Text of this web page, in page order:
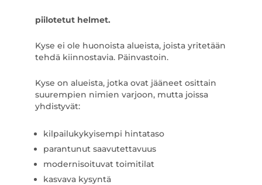
piilotetut helmet.
Kyse ei ole huonoista alueista, joista yritetään
tehdä kiinnostavia. Päinvastoin.
Kyse on alueista, jotka ovat jääneet osittain
suurempien nimien varjoon, mutta joissa
yhdistyvät:
kilpailukykyisempi hintataso
parantunut saavutettavuus
modernisoituvat toimitilat
kasvava kysyntä